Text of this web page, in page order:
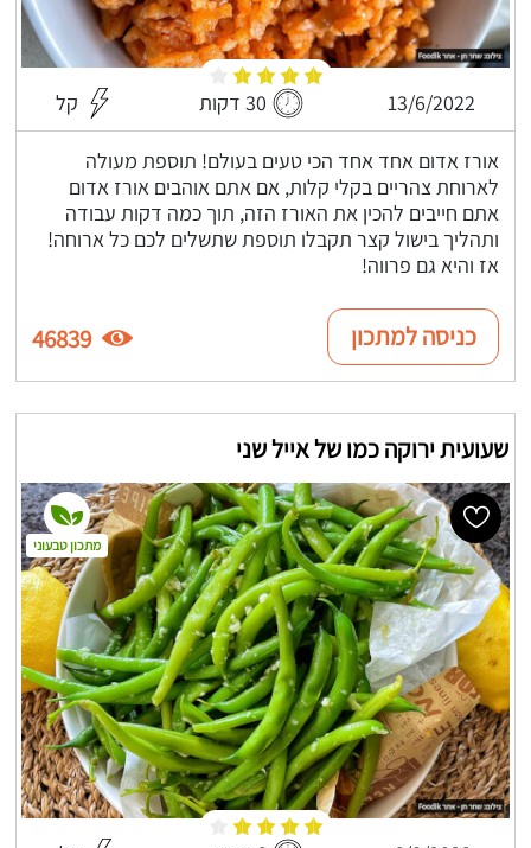
13/6/2022 30 דקות קל
אורז אדום אחד אחד הכי טעים בעולם! תוספת מעולה
לארוחת צהריים בקלי קלות, אם אתם אוהבים אורז אדום
אתם חייבים להכין את האורז הזה, תוך כמה דקות עבודה
ותהליך בישול קצר תקבלו תוספת שתשלים לכם כל ארוחה!
אז והיא גם פרווה!
כניסה למתכון 46839
שעועית ירוקה כמו של אייל שני
מתכון טבעוני